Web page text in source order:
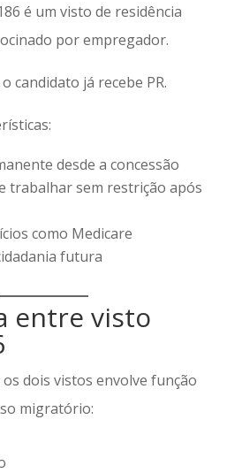
é um visto de residência
por empregador.
candidato já recebe PR.
desde a concessão
trabalhar sem restrição após
como Medicare
futura
entre visto
dois vistos envolve função
migratório: